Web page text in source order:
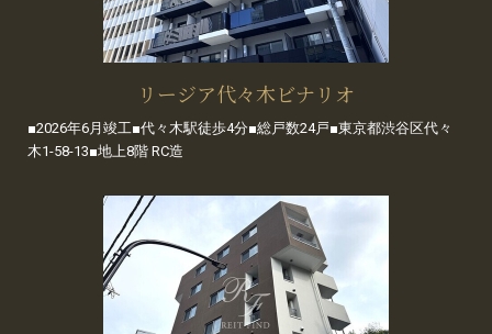
リージア代々木ビナリオ
■2026年6月竣工■代々木駅徒歩4分■総戸数24戸■東京都渋谷区代々
木1-58-13■地上8階 RC造